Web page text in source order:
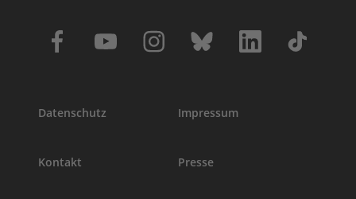
Datenschutz Impressum
Kontakt Presse